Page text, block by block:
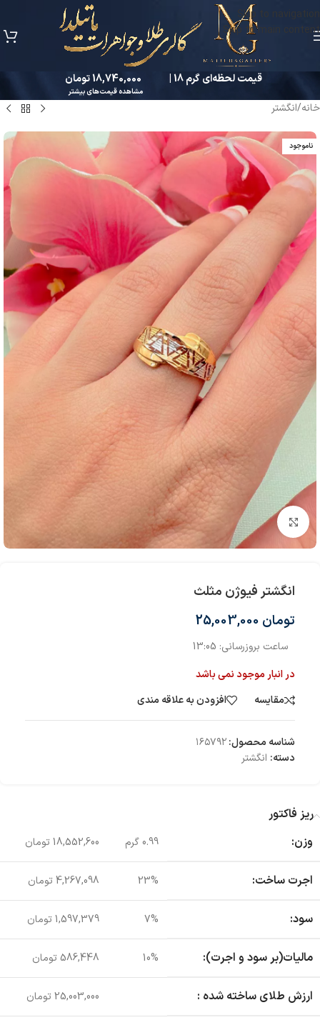
Skip to navigation
Skip to main content
قیمت لحظه‌ای گرم 18 | 18,740,000 تومان
مشاهده قیمت‌های بیشتر
خانه/انگشتر
ناموجود
بزرگنمایی تصویر
انگشتر فیوژن مثلث
تومان
ساعت بروزرسانی: 13:05
در انبار موجود نمی باشد
مقایسه
افزودن به علاقه مندی
شناسه محصول:۱۶۵۷۹۲
دسته: انگشتر
ریز فاکتور
وزن:
0.99 گرم 18,552,600 تومان
اجرت ساخت: 23% 4,267,098 تومان
سود: 7% 1,597,379 تومان
مالیات(بر سود و اجرت): 10% 586,448 تومان
ارزش طلای ساخته شده : 25,003,000 تومان